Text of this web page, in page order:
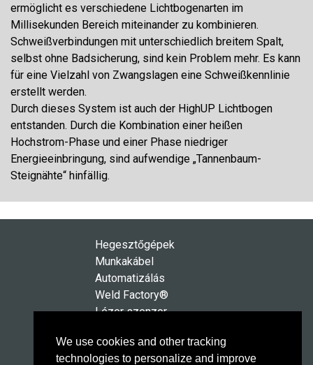
We use cookies and other tracking
technologies to personalize and improve
ermöglicht es verschiedene Lichtbogenarten im
Millisekunden Bereich miteinander zu kombinieren.
Schweißverbindungen mit unterschiedlich breitem Spalt,
selbst ohne Badsicherung, sind kein Problem mehr. Es kann
für eine Vielzahl von Zwangslagen eine Schweißkennlinie
erstellt werden.
Durch dieses System ist auch der HighUP Lichtbogen
entstanden. Durch die Kombination einer heißen
Hochstrom-Phase und einer Phase niedriger
Energieeinbringung, sind aufwendige „Tannenbaum-
Steignähte“ hinfällig.
Hegesztőgépek
Munkakábel
Automatizálás
Weld Factory®
Lézer szenzor
Technológia
Szerviz